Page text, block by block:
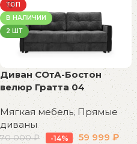
ТОП
В НАЛИЧИИ
2 ШТ
Диван СОтА-Бостон
велюр Гратта 04
Мягкая мебель,Прямые
диваны
70 000₽ -14% 59 999 ₽